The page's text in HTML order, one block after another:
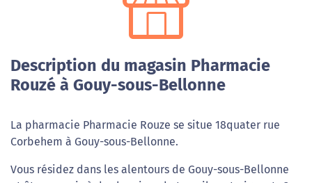
Description du magasin Pharmacie
Rouzé à Gouy-sous-Bellonne
La pharmacie Pharmacie Rouze se situe 18quater rue
Corbehem à Gouy-sous-Bellonne.
Vous résidez dans les alentours de Gouy-sous-Bellonne